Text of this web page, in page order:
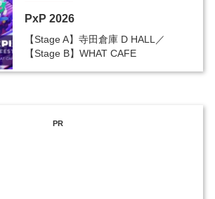
PxP 2026
【Stage A】寺田倉庫 D HALL／
【Stage B】WHAT CAFE
PR